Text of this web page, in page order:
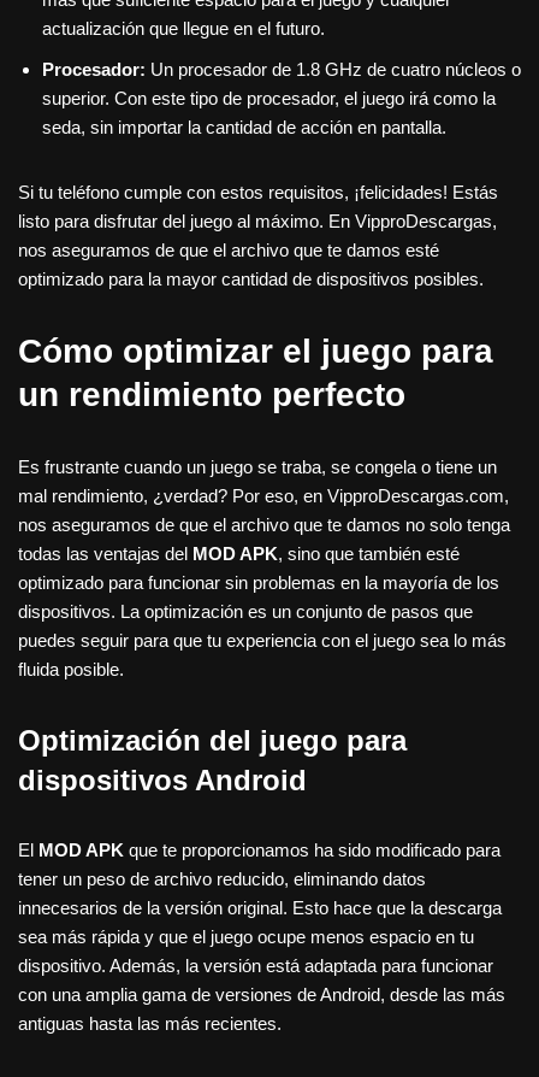
actualización que llegue en el futuro.
Procesador: Un procesador de 1.8 GHz de cuatro núcleos o
superior. Con este tipo de procesador, el juego irá como la
seda, sin importar la cantidad de acción en pantalla.
Si tu teléfono cumple con estos requisitos, ¡felicidades! Estás
listo para disfrutar del juego al máximo. En VipproDescargas,
nos aseguramos de que el archivo que te damos esté
optimizado para la mayor cantidad de dispositivos posibles.
Cómo optimizar el juego para
un rendimiento perfecto
Es frustrante cuando un juego se traba, se congela o tiene un
mal rendimiento, ¿verdad? Por eso, en VipproDescargas.com,
nos aseguramos de que el archivo que te damos no solo tenga
todas las ventajas del MOD APK, sino que también esté
optimizado para funcionar sin problemas en la mayoría de los
dispositivos. La optimización es un conjunto de pasos que
puedes seguir para que tu experiencia con el juego sea lo más
fluida posible.
Optimización del juego para
dispositivos Android
El MOD APK que te proporcionamos ha sido modificado para
tener un peso de archivo reducido, eliminando datos
innecesarios de la versión original. Esto hace que la descarga
sea más rápida y que el juego ocupe menos espacio en tu
dispositivo. Además, la versión está adaptada para funcionar
con una amplia gama de versiones de Android, desde las más
antiguas hasta las más recientes.